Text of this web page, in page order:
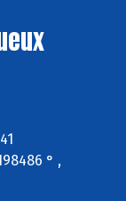
° ,